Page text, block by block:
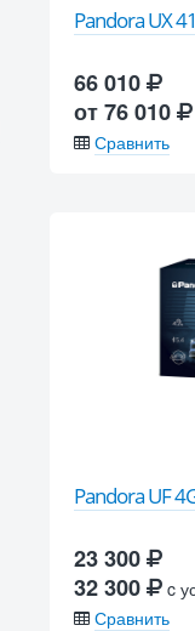
Pandora UX
66 010
от 76 010
Сравнить
Pandora UF
23 300
32 300
c
Сравнить